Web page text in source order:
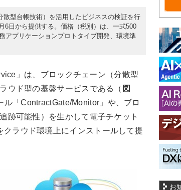
型台帳技術）を活用したビジネスの検証を行
6日から提供する。価格（税別）は、一式500
アプリケーションプロトタイプ開発、環境準
」は、ブロックチェーン（分散型
ウド型の基盤サービスである（ 図
「ContractGate/Monitor」や、ブロ
跡可能性）を生かして電子チケット
ラウド環境上にインストールして提
お